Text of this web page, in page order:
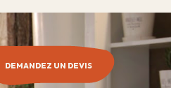
DEMANDEZ UN DEVIS